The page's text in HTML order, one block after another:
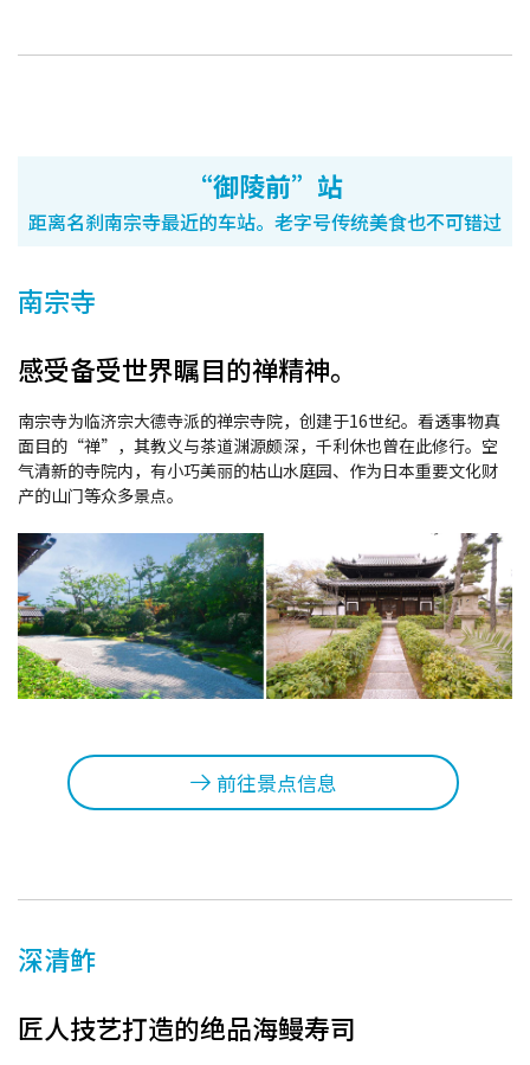
“御陵前”站
距离名刹南宗寺最近的车站。老字号传统美食也不可错过
南宗寺
感受备受世界瞩目的禅精神。
南宗寺为临济宗大德寺派的禅宗寺院，创建于16世纪。看透事物真
面目的“禅”，其教义与茶道渊源颇深，千利休也曾在此修行。空
气清新的寺院内，有小巧美丽的枯山水庭园、作为日本重要文化财
产的山门等众多景点。
前往景点信息
深清鲊
匠人技艺打造的绝品海鳗寿司